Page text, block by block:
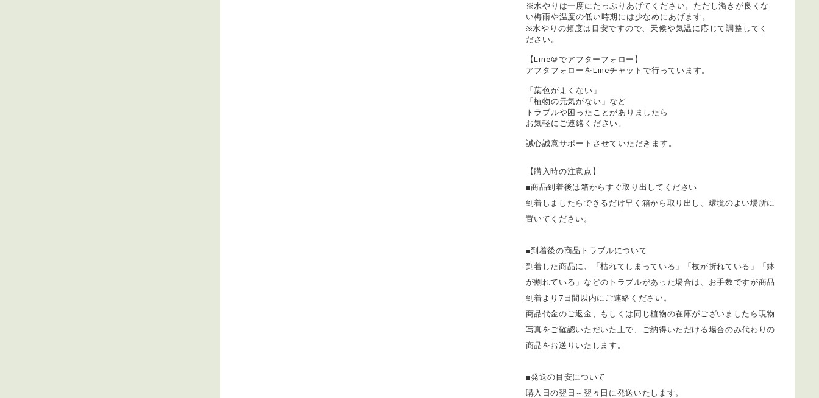
※水やりは一度にたっぷりあげてください。ただし渇きが良くな
い梅雨や温度の低い時期には少なめにあげます。
※水やりの頻度は目安ですので、天候や気温に応じて調整してく
ださい。
【Line＠でアフターフォロー】
アフタフォローをLineチャットで行っています。
「葉色がよくない」
「植物の元気がない」など
トラブルや困ったことがありましたら
お気軽にご連絡ください。
誠心誠意サポートさせていただきます。
【購入時の注意点】
■商品到着後は箱からすぐ取り出してください
到着しましたらできるだけ早く箱から取り出し、環境のよい場所に
置いてください。
■到着後の商品トラブルについて
​到着した商品に、「枯れてしまっている」「枝が折れている」「鉢
が割れている」などのトラブルがあった場合は、お手数ですが商品
到着より7日間以内にご連絡ください。
商品代金のご返金、もしくは同じ植物の在庫がございましたら現物
写真をご確認いただいた上で、ご納得いただける場合のみ代わりの
商品をお送りいたします。
■発送の目安について
購入日の翌日～翌々日に発送いたします。